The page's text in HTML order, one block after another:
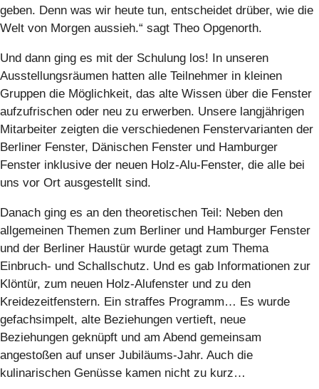
geben. Denn was wir heute tun, entscheidet drüber, wie die
Welt von Morgen aussieh.“ sagt Theo Opgenorth.
Und dann ging es mit der Schulung los! In unseren
Ausstellungsräumen hatten alle Teilnehmer in kleinen
Gruppen die Möglichkeit, das alte Wissen über die Fenster
aufzufrischen oder neu zu erwerben. Unsere langjährigen
Mitarbeiter zeigten die verschiedenen Fenstervarianten der
Berliner Fenster, Dänischen Fenster und Hamburger
Fenster inklusive der neuen Holz-Alu-Fenster, die alle bei
uns vor Ort ausgestellt sind.
Danach ging es an den theoretischen Teil: Neben den
allgemeinen Themen zum Berliner und Hamburger Fenster
und der Berliner Haustür wurde getagt zum Thema
Einbruch- und Schallschutz. Und es gab Informationen zur
Klöntür, zum neuen Holz-Alufenster und zu den
Kreidezeitfenstern. Ein straffes Programm… Es wurde
gefachsimpelt, alte Beziehungen vertieft, neue
Beziehungen geknüpft und am Abend gemeinsam
angestoßen auf unser Jubiläums-Jahr. Auch die
kulinarischen Genüsse kamen nicht zu kurz…